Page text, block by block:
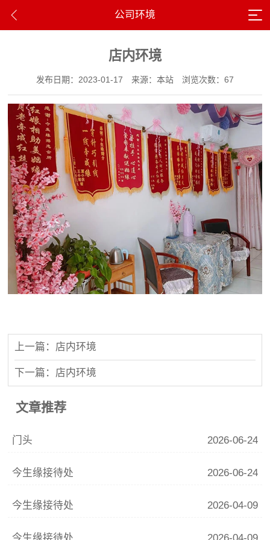
公司环境
店内环境
发布日期：2023-01-17 来源：本站 浏览次数：67
上一篇：店内环境
下一篇：店内环境
文章推荐
门头 2026-06-24
今生缘接待处 2026-06-24
今生缘接待处 2026-04-09